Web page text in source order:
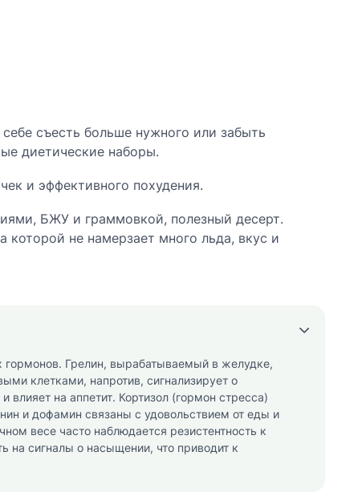
съесть больше нужного или забыть
диетические наборы.
и эффективного похудения.
БЖУ и граммовкой, полезный десерт.
не намерзает много льда, вкус и
Грелин, вырабатываемый в желудке,
клетками, напротив, сигнализирует о
на аппетит. Кортизол (гормон стресса)
и дофамин связаны с удовольствием от еды и
весе часто наблюдается резистентность к
на сигналы о насыщении, что приводит к